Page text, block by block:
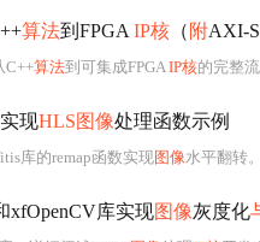
算法到FPGA IP核 （ 附AXI-
C++算法到可集成FPGAIP核的完整
现HLS图像处理函数示例
库的remap函数实现图像水平翻转
xfOpenCV库实现图像灰度化